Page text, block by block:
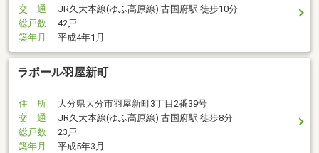
交 通
JR久大本線(ゆふ高原線) 古国府駅 徒歩10分
総戸数
42戸
築年月
平成4年1月
ラポール羽屋新町
住 所
大分県大分市羽屋新町3丁目2番39号
交 通
JR久大本線(ゆふ高原線) 古国府駅 徒歩8分
総戸数
23戸
築年月
平成5年3月